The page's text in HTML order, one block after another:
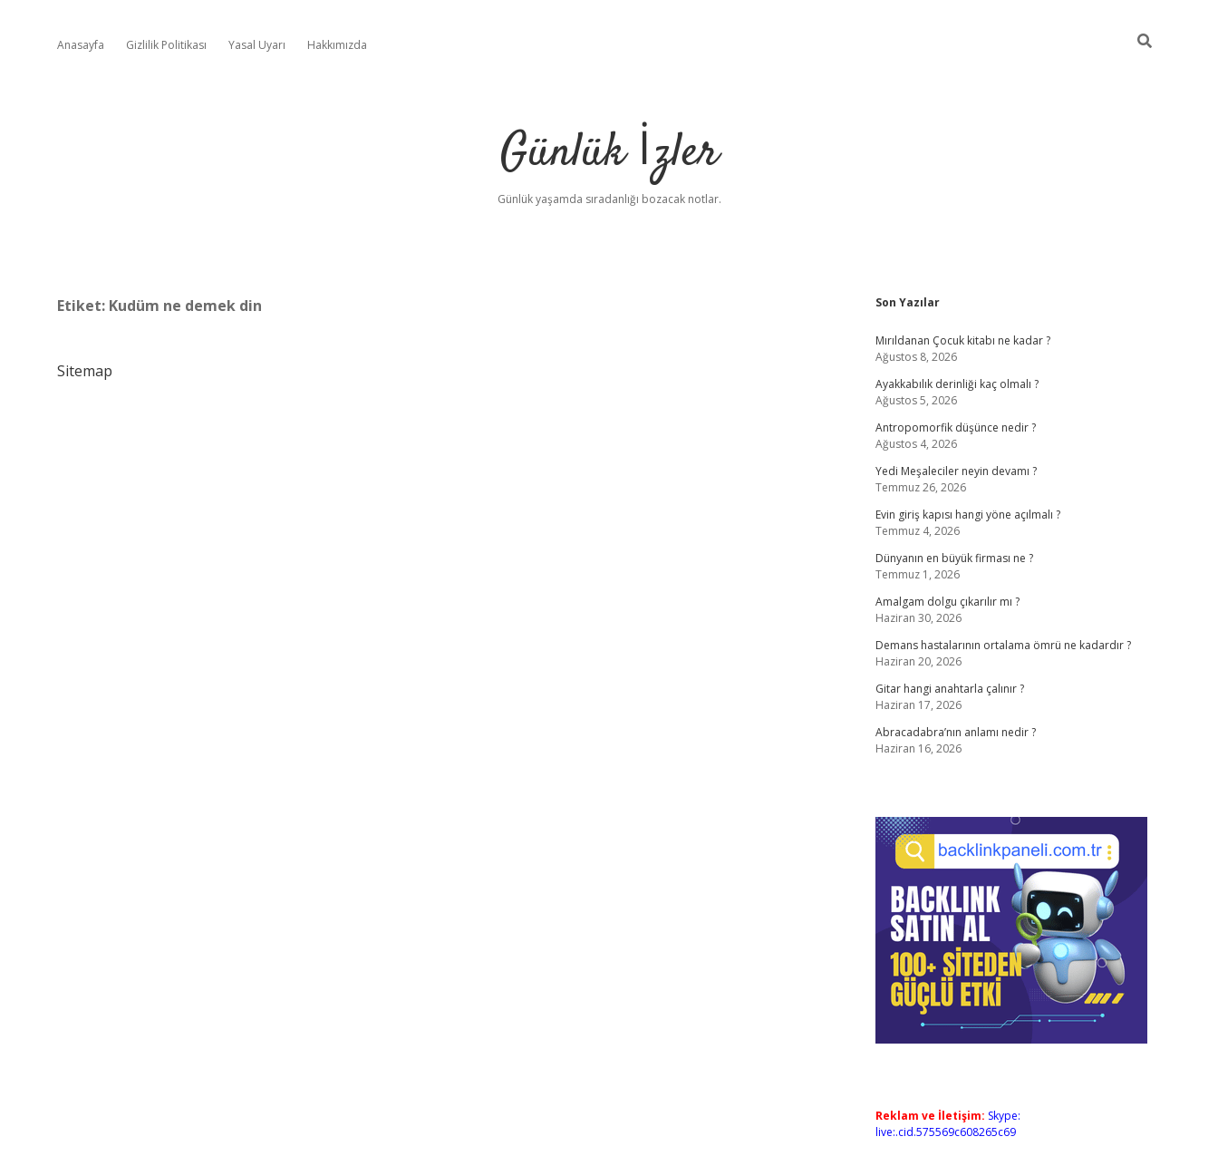
Anasayfa Gizlilik Politikası Yasal Uyarı Hakkımızda
Günlük İzler
Günlük yaşamda sıradanlığı bozacak notlar.
Etiket: Kudüm ne demek din
Sitemap
Sidebar
Son Yazılar
Mırıldanan Çocuk kitabı ne kadar ?
Ağustos 8, 2026
Ayakkabılık derinliği kaç olmalı ?
Ağustos 5, 2026
Antropomorfik düşünce nedir ?
Ağustos 4, 2026
Yedi Meşaleciler neyin devamı ?
Temmuz 26, 2026
Evin giriş kapısı hangi yöne açılmalı ?
Temmuz 4, 2026
Dünyanın en büyük firması ne ?
Temmuz 1, 2026
Amalgam dolgu çıkarılır mı ?
Haziran 30, 2026
Demans hastalarının ortalama ömrü ne kadardır ?
Haziran 20, 2026
Gitar hangi anahtarla çalınır ?
Haziran 17, 2026
Abracadabra’nın anlamı nedir ?
Haziran 16, 2026
Reklam ve İletişim: Skype:
live:.cid.575569c608265c69